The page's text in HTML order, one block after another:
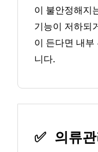
이 불안정해지
기능이 저하되
이 든다면 내부
니다.
✅ 의류